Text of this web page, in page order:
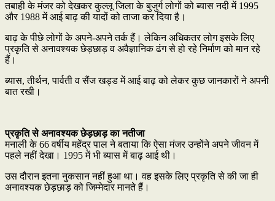
तबाही के मंजर को देखकर कुल्लू जिला के बुजुर्ग लोगों को ब्यास नदी में 1995
और 1988 में आई बाढ़ की यादों को ताजा कर दिया है।
बाढ़ के पीछे लोगों के अपने-अपने तर्क हैं। लेकिन अधिकतर लोग इसके लिए
प्रकृति से अनावश्यक छेड़छाड़ व अवैज्ञानिक ढंग से हो रहे निर्माण को मान रहे
हैं।
ब्यास, तीर्थन, पार्वती व सैंज खड्ड में आई बाढ़ को लेकर कुछ जानकारों ने अपनी
बात रखी।
प्रकृति से अनावश्यक छेड़छाड़ का नतीजा
मनाली के 66 वर्षीय महेंद्र पाल ने बताया कि ऐसा मंजर उन्होंने अपने जीवन में
पहले नहीं देखा। 1995 में भी ब्यास में बाढ़ आई थी।
उस दौरान इतना नुकसान नहीं हुआ था। वह इसके लिए प्रकृति से की जा ही
अनावश्यक छेड़छाड़ को जिम्मेदार मानते हैं।